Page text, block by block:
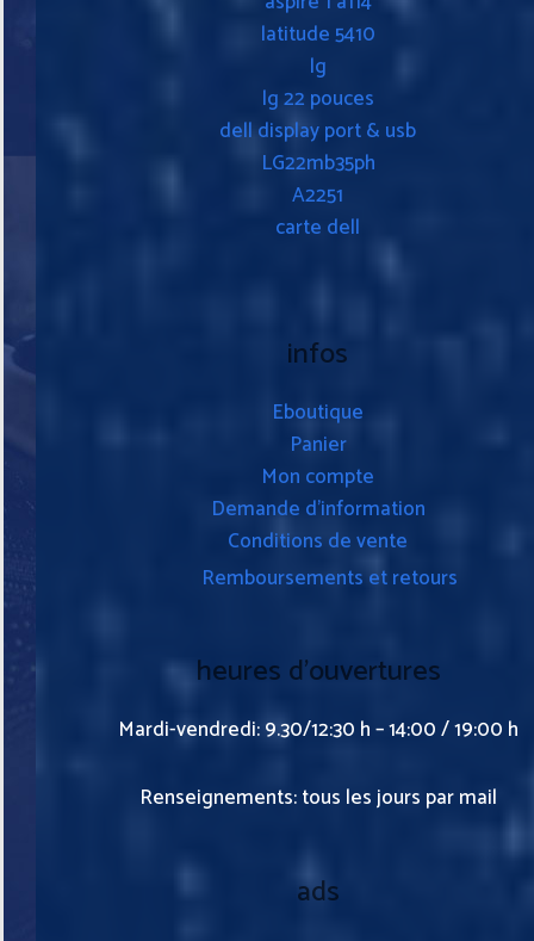
latitude 5410
lg
lg 22 pouces
dell display port & usb
LG22mb35ph
A2251
carte dell
infos
Eboutique
Panier
Mon compte
Demande d’information
Conditions de vente
Remboursements et retours
heures d’ouvertures
Mardi-vendredi: 9.30/12:30 h – 14:00 / 19:00 h
Renseignements: tous les jours par mail
ads